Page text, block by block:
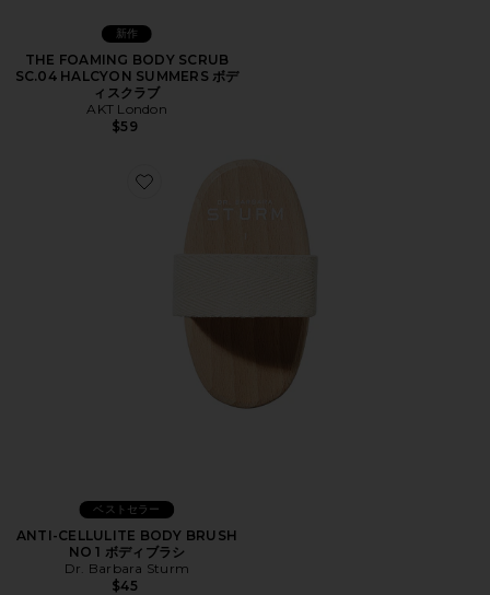
新作
THE FOAMING BODY SCRUB
SC.04 HALCYON SUMMERS ボデ
ィスクラブ
AKT London
$59
Favorite ANTI-CELLULITE BODY BRUSH NO 1 ボディ
ベストセラー
ANTI-CELLULITE BODY BRUSH
NO 1 ボディブラシ
Dr. Barbara Sturm
$45